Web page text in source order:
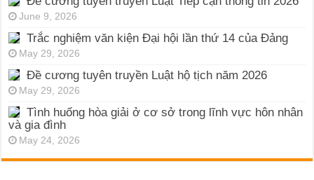
June 9, 2026
Trắc nghiệm văn kiện Đại hội lần thứ 14 của Đảng
May 29, 2026
Đề cương tuyên truyền Luật hộ tịch năm 2026
May 29, 2026
Tình huống hòa giải ở cơ sở trong lĩnh vực hôn nhân
và gia đình
May 24, 2026